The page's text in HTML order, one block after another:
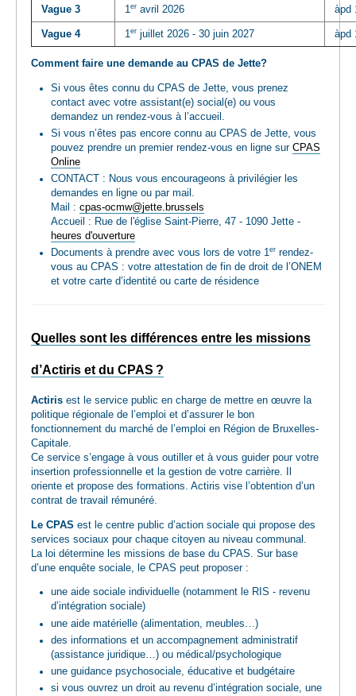
Vague 3 1er avril 2026 àpd
Vague 4 1er juillet 2026 - 30 juin 2027 àpd
Comment faire une demande au CPAS de Jette?
Si vous êtes connu du CPAS de Jette, vous prenez
contact avec votre assistant(e) social(e) ou vous
demandez un rendez-vous à l’accueil.
Si vous n’êtes pas encore connu au CPAS de Jette, vous
pouvez prendre un premier rendez-vous en ligne sur CPAS
Online
CONTACT : Nous vous encourageons à privilégier les
demandes en ligne ou par mail.
Mail : cpas-ocmw@jette.brussels
Accueil : Rue de l'église Saint-Pierre, 47 - 1090 Jette -
heures d'ouverture
Documents à prendre avec vous lors de votre 1er rendez-
vous au CPAS : votre attestation de fin de droit de l’ONEM
et votre carte d’identité ou carte de résidence
Quelles sont les différences entre les missions
d’Actiris et du CPAS ?
Actirisest le service public en charge de mettre en œuvre la
politique régionale de l’emploi et d’assurer le bon
fonctionnement du marché de l’emploi en Région de Bruxelles-
Capitale.
Ce service s’engage à vous outiller et à vous guider pour votre
insertion professionnelle et la gestion de votre carrière. Il
oriente et propose des formations. Actiris vise l’obtention d’un
contrat de travail rémunéré.
Le CPAS est le centre public d’action sociale qui propose des
services sociaux pour chaque citoyen au niveau communal.
La loi détermine les missions de base du CPAS. Sur base
d’une enquête sociale, le CPAS peut proposer :
une aide sociale individuelle (notamment le RIS - revenu
d’intégration sociale)
une aide matérielle (alimentation, meubles…)
des informations et un accompagnement administratif
(assistance juridique…) ou médical/psychologique
une guidance psychosociale, éducative et budgétaire
si vous ouvrez un droit au revenu d’intégration sociale, une